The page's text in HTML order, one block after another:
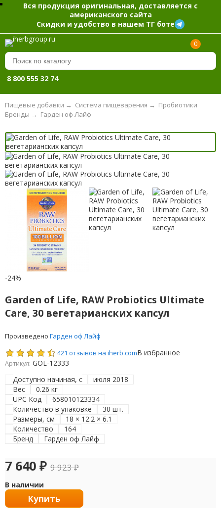
Вся продукция оригинальная, доставляется с
американского сайта
Скидки и удобство в нашем ТГ боте
0
8 800 555 32 74
Пищевые добавки → Система пищеварения → Пробиотики
Гарден оф Лайф
Бренды →
-24%
Garden of Life, RAW Probiotics Ultimate
Care, 30 вегетарианских капсул
Произведено Гарден оф Лайф
421 отзывов на iherb.comВ избранное
Артикул: GOL-12333
Доступно начиная, с
июля 2018
Вес
0.26 кг
UPC Код
658010123334
Количество в упаковке
30 шт.
Размеры, см
18 × 12.2 × 6.1
Количество
164
Бренд
Гарден оф Лайф
7 640 ₽ 9 923₽
В наличии
Купить